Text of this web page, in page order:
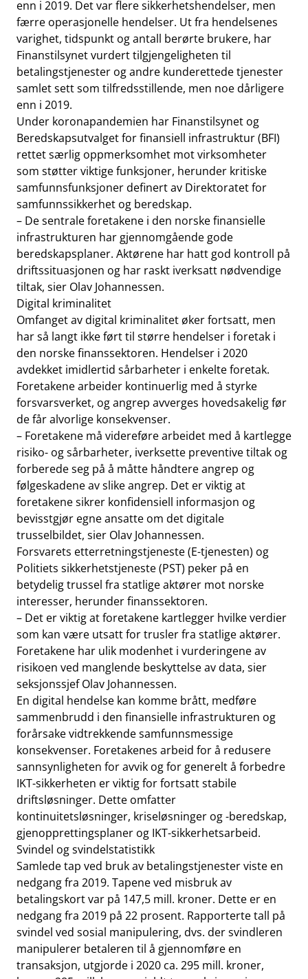
enn i 2019. Det var flere sikkerhetshendelser, men
færre operasjonelle hendelser. Ut fra hendelsenes
varighet, tidspunkt og antall berørte brukere, har
Finanstilsynet vurdert tilgjengeligheten til
betalingstjenester og andre kunderettede tjenester
samlet sett som tilfredsstillende, men noe dårligere
enn i 2019.
Under koronapandemien har Finanstilsynet og
Beredskapsutvalget for finansiell infrastruktur (BFI)
rettet særlig oppmerksomhet mot virksomheter
som støtter viktige funksjoner, herunder kritiske
samfunnsfunksjoner definert av Direktoratet for
samfunnssikkerhet og beredskap.
– De sentrale foretakene i den norske finansielle
infrastrukturen har gjennomgående gode
beredskapsplaner. Aktørene har hatt god kontroll på
driftssituasjonen og har raskt iverksatt nødvendige
tiltak, sier Olav Johannessen.
Digital kriminalitet
Omfanget av digital kriminalitet øker fortsatt, men
har så langt ikke ført til større hendelser i foretak i
den norske finanssektoren. Hendelser i 2020
avdekket imidlertid sårbarheter i enkelte foretak.
Foretakene arbeider kontinuerlig med å styrke
forsvarsverket, og angrep avverges hovedsakelig før
de får alvorlige konsekvenser.
– Foretakene må videreføre arbeidet med å kartlegge
risiko- og sårbarheter, iverksette preventive tiltak og
forberede seg på å måtte håndtere angrep og
følgeskadene av slike angrep. Det er viktig at
foretakene sikrer konfidensiell informasjon og
bevisstgjør egne ansatte om det digitale
trusselbildet, sier Olav Johannessen.
Forsvarets etterretningstjeneste (E-tjenesten) og
Politiets sikkerhetstjeneste (PST) peker på en
betydelig trussel fra statlige aktører mot norske
interesser, herunder finanssektoren.
– Det er viktig at foretakene kartlegger hvilke verdier
som kan være utsatt for trusler fra statlige aktører.
Foretakene har ulik modenhet i vurderingene av
risikoen ved manglende beskyttelse av data, sier
seksjonssjef Olav Johannessen.
En digital hendelse kan komme brått, medføre
sammenbrudd i den finansielle infrastrukturen og
forårsake vidtrekkende samfunnsmessige
konsekvenser. Foretakenes arbeid for å redusere
sannsynligheten for avvik og for generelt å forbedre
IKT-sikkerheten er viktig for fortsatt stabile
driftsløsninger. Dette omfatter
kontinuitetsløsninger, kriseløsninger og -beredskap,
gjenopprettingsplaner og IKT-sikkerhetsarbeid.
Svindel og svindelstatistikk
Samlede tap ved bruk av betalingstjenester viste en
nedgang fra 2019. Tapene ved misbruk av
betalingskort var på 147,5 mill. kroner. Dette er en
nedgang fra 2019 på 22 prosent. Rapporterte tall på
svindel ved sosial manipulering, dvs. der svindleren
manipulerer betaleren til å gjennomføre en
transaksjon, utgjorde i 2020 ca. 295 mill. kroner,